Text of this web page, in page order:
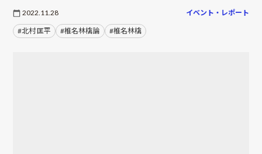
2022.11.28 イベント・レポート
#北村 匡平 #椎名林檎論 #椎名林檎